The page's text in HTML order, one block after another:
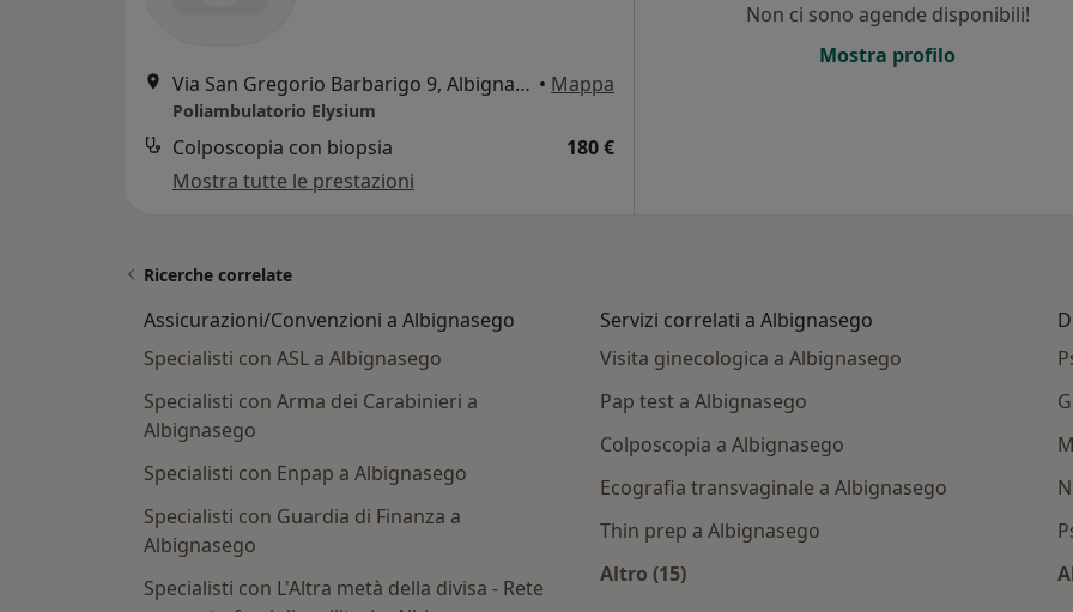
Via San Gregorio Barbarigo 9, Albignasego • Mappa
Poliambulatorio Elysium
Colposcopia con biopsia
180 €
Mostra tutte le prestazioni
Non ci sono agende disponibili!
Mostra profilo
Ricerche correlate
Assicurazioni/Convenzioni a Albignasego
Specialisti con ASL a Albignasego
Specialisti con Arma dei Carabinieri a
Albignasego
Specialisti con Enpap a Albignasego
Specialisti con Guardia di Finanza a
Albignasego
Specialisti con L'Altra metà della divisa - Rete
Servizi correlati a Albignasego
Visita ginecologica a Albignasego
Pap test a Albignasego
Colposcopia a Albignasego
Ecografia transvaginale a Albignasego
Thin prep a Albignasego
Altro (15)